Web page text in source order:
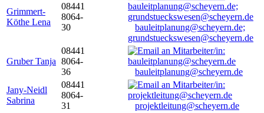
Grimmert-
Köthe Lena
08441
8064-
30
bauleitplanung@scheyern.de;
grundstueckswesen@scheyern.de
Gruber Tanja
08441
8064-
36
bauleitplanung@scheyern.de
Jany-Neidl
Sabrina
08441
8064-
31
projektleitung@scheyern.de